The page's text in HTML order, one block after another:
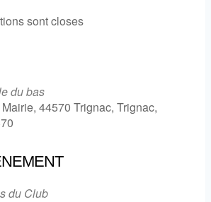
sont closes
du bas
44570 Trignac, Trignac,
du Club